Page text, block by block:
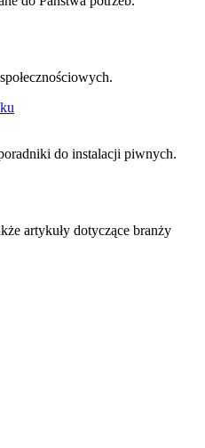
do instalacji piwnych.
artykuły dotyczące branży